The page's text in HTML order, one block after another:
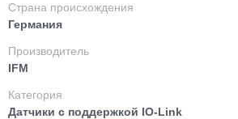
Страна происхождения
Германия
Производитель
IFM
Категория
Датчики с поддержкой IO-Link